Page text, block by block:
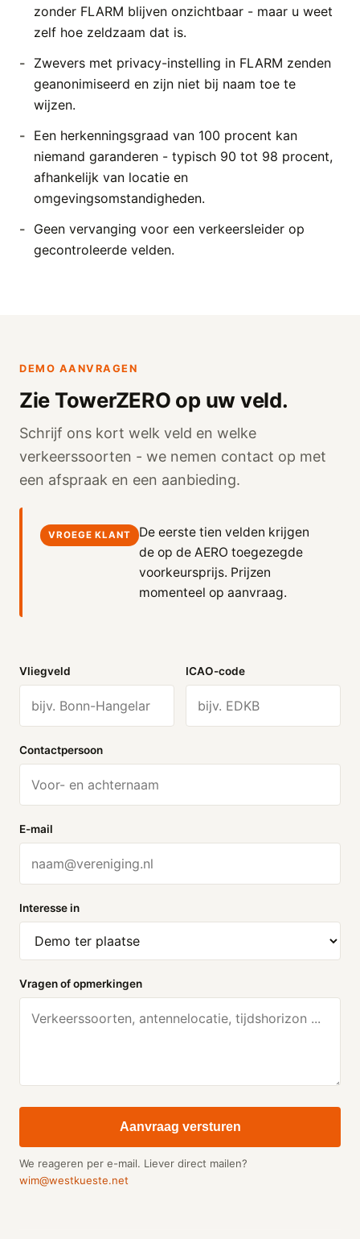
zonder FLARM blijven onzichtbaar - maar u weet
zelf hoe zeldzaam dat is.
Zwevers met privacy-instelling in FLARM zenden
geanonimiseerd en zijn niet bij naam toe te
wijzen.
Een herkenningsgraad van 100 procent kan
niemand garanderen - typisch 90 tot 98 procent,
afhankelijk van locatie en
omgevingsomstandigheden.
Geen vervanging voor een verkeersleider op
gecontroleerde velden.
DEMO AANVRAGEN
Zie TowerZERO op uw veld.
Schrijf ons kort welk veld en welke
verkeerssoorten - we nemen contact op met
een afspraak en een aanbieding.
VROEGE KLANT
De eerste tien velden krijgen
de op de AERO toegezegde
voorkeursprijs. Prijzen
momenteel op aanvraag.
Vliegveld ICAO-code
Contactpersoon
E-mail
Interesse in
Vragen of opmerkingen
Aanvraag versturen
We reageren per e-mail. Liever direct mailen?
wim@westkueste.net